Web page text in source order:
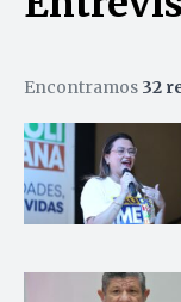
Encontramos 32